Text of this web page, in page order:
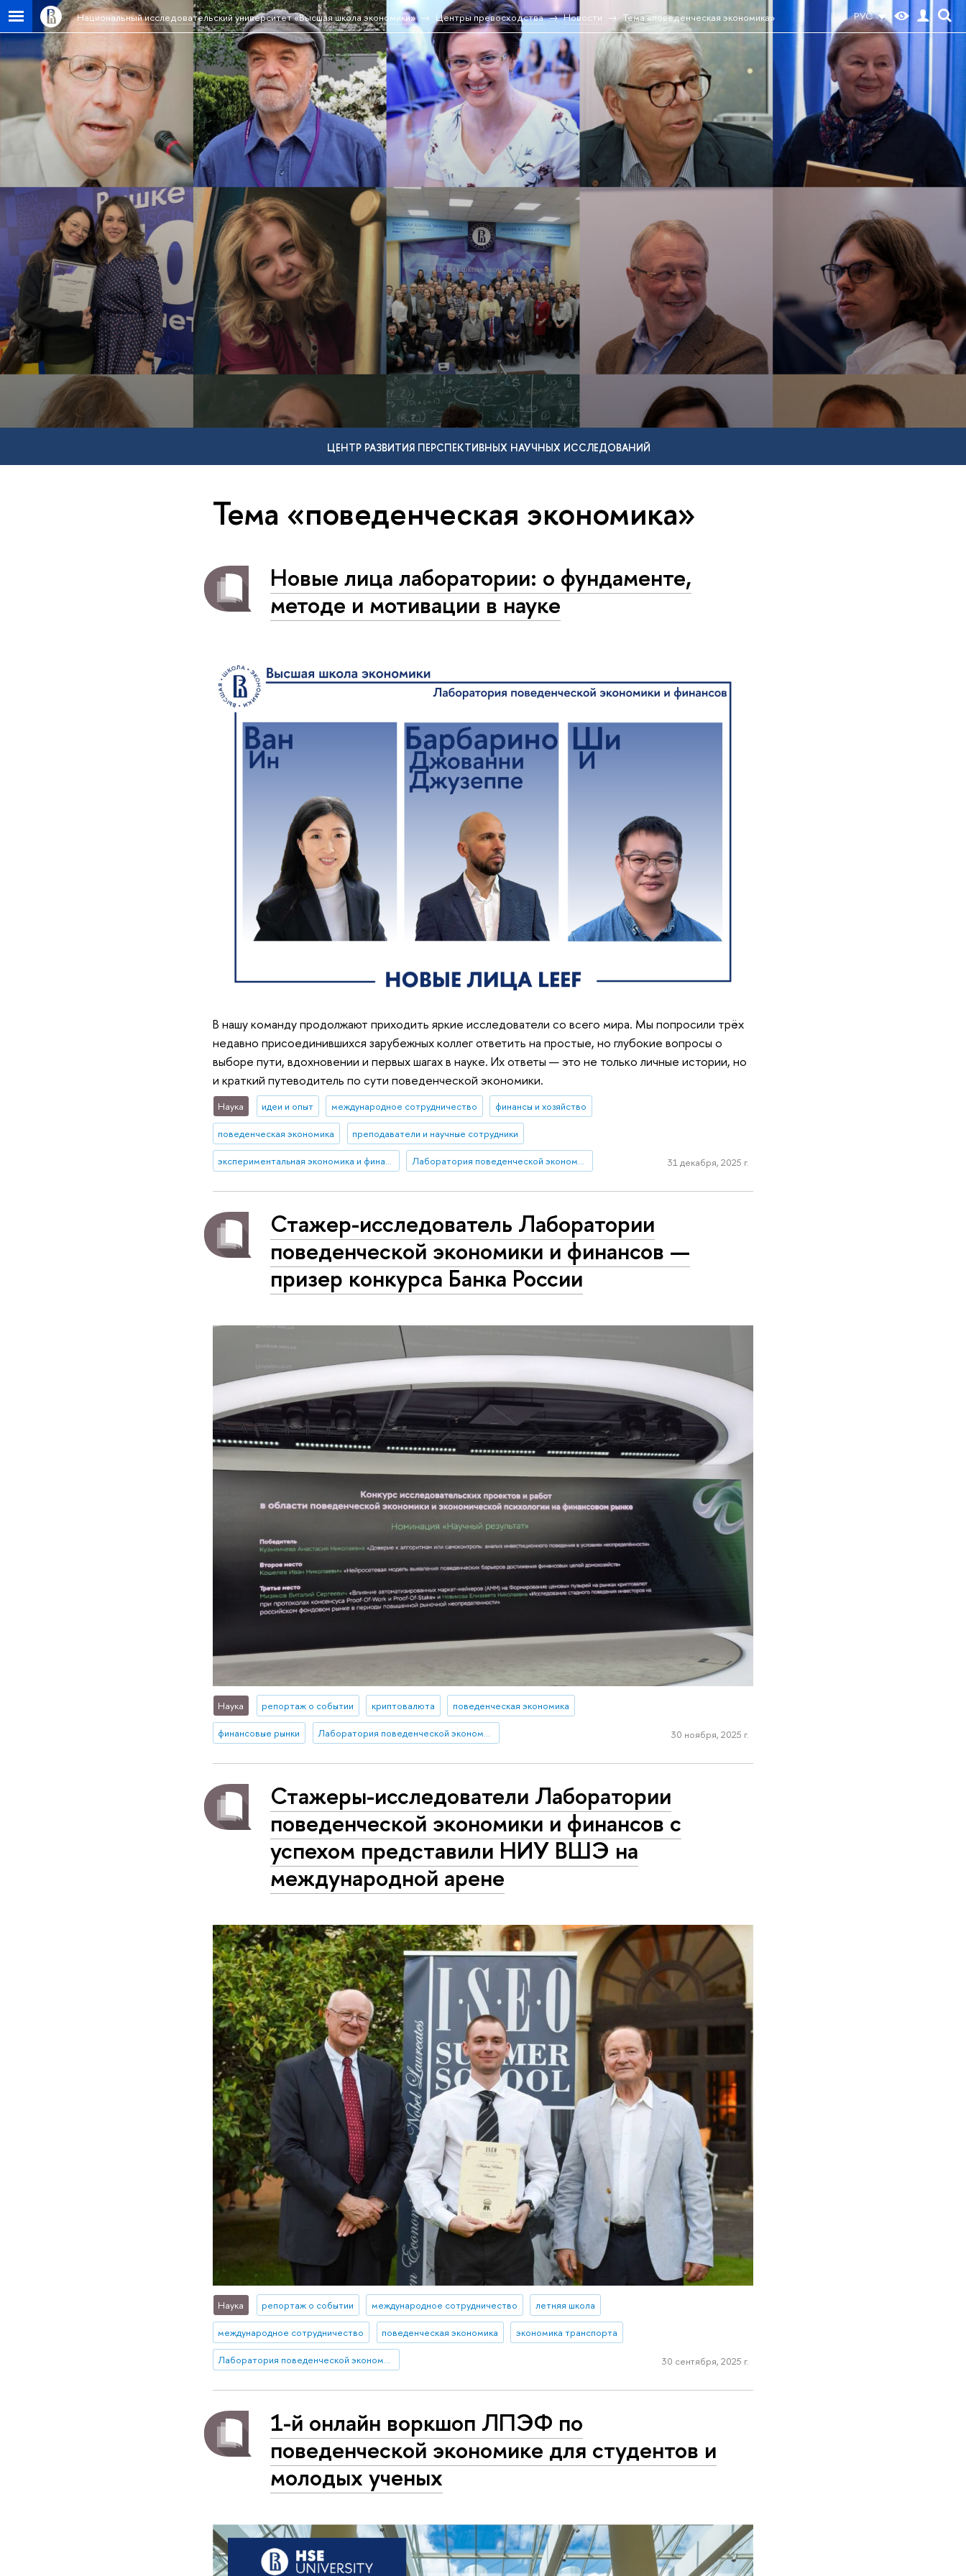
РУС
Национальный исследовательский университет «Высшая школа экономики» Центры превосходства Новости Тема «поведенческая экономика»
ЦЕНТР РАЗВИТИЯ ПЕРСПЕКТИВНЫХ НАУЧНЫХ ИССЛЕДОВАНИЙ
Тема «поведенческая экономика»
Новые лица лаборатории: о фундаменте,
методе и мотивации в науке
В нашу команду продолжают приходить яркие исследователи со всего мира. Мы попросили трёх
недавно присоединившихся зарубежных коллег ответить на простые, но глубокие вопросы о
выборе пути, вдохновении и первых шагах в науке. Их ответы — это не только личные истории, но
и краткий путеводитель по сути поведенческой экономики.
Наука идеи и опыт международное сотрудничество финансы и хозяйство
поведенческая экономика преподаватели и научные сотрудники
экспериментальная экономика и финансы Лаборатория поведенческой экономики и финансов 31 декабря, 2025 г.
Стажер-исследователь Лаборатории
поведенческой экономики и финансов —
призер конкурса Банка России
Наука репортаж о событии криптовалюта поведенческая экономика
финансовые рынки Лаборатория поведенческой экономики и финансов 30 ноября, 2025 г.
Стажеры-исследователи Лаборатории
поведенческой экономики и финансов с
успехом представили НИУ ВШЭ на
международной арене
Наука репортаж о событии международное сотрудничество летняя школа
международное сотрудничество поведенческая экономика экономика транспорта
Лаборатория поведенческой экономики и финансов 30 сентября, 2025 г.
1-й онлайн воркшоп ЛПЭФ по
поведенческой экономике для студентов и
молодых ученых